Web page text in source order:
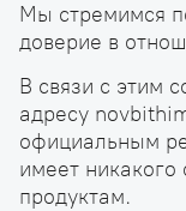
Мы стремимся
доверие в
В связи с этим
адресу
официальным
имеет
продуктам.